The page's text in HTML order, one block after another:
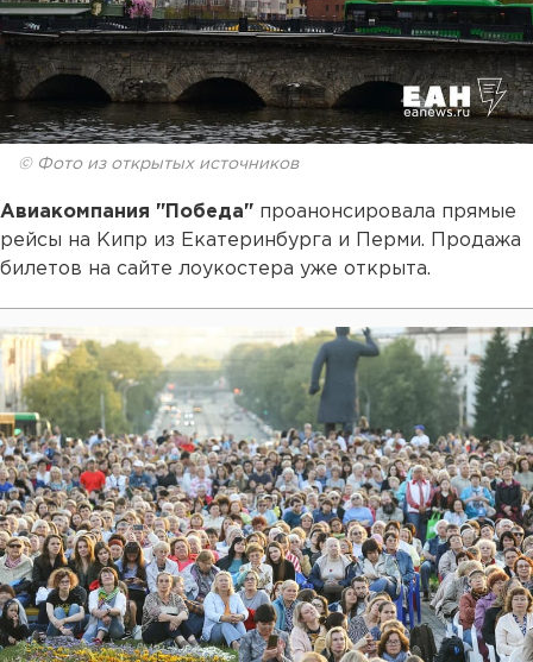
© Фото из открытых источников
Авиакомпания "Победа" проанонсировала прямые
рейсы на Кипр из Екатеринбурга и Перми. Продажа
билетов на сайте лоукостера уже открыта.